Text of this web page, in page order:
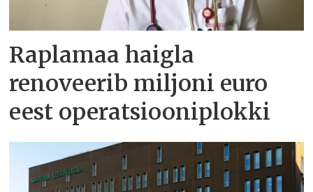
Raplamaa haigla
renoveerib miljoni euro
eest operatsiooniplokki